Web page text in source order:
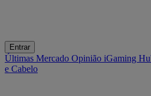
Entrar
Últimas Mercado Opinião iGaming
e Cabelo